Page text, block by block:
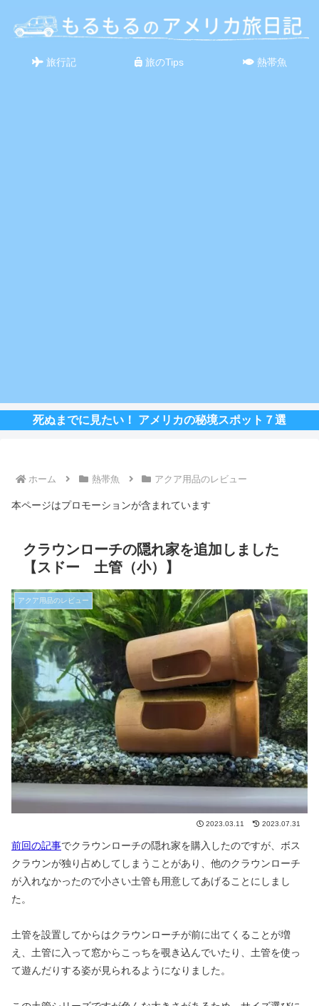
旅行記 旅のTips 熱帯魚
死ぬまでに見たい！ アメリカの秘境スポット７選
ホーム 熱帯魚 アクア用品のレビュー
本ページはプロモーションが含まれています
クラウンローチの隠れ家を追加しました
【スドー 土管（小）】
アクア用品のレビュー
2023.03.11 2023.07.31
前回の記事でクラウンローチの隠れ家を購入したのですが、ボス
クラウンが独り占めしてしまうことがあり、他のクラウンローチ
が入れなかったので小さい土管も用意してあげることにしまし
た。
土管を設置してからはクラウンローチが前に出てくることが増
え、土管に入って窓からこっちを覗き込んでいたり、土管を使っ
て遊んだりする姿が見られるようになりました。